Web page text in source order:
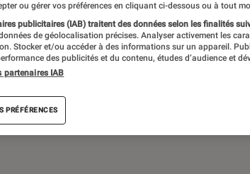
ou gérer vos préférences en cliquant ci-dessous ou à tout
publicitaires (IAB) traitent des données selon les finalités
de géolocalisation précises. Analyser activement les
Stocker et/ou accéder à des informations sur un appareil.
des publicités et du contenu, études d’audience et
partenaires IAB
PRÉFÉRENCES